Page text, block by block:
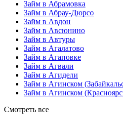
Займ в Абрамовка
Займ в Абрау-Дюрсо
Займ в Авдон
Займ в Авсюнино
Займ в Автуры
Займ в Агалатово
Займ в Агаповке
Займ в Агвали
Займ в Агидели
Займ в Агинском
Займ в Агинском
Смотреть все